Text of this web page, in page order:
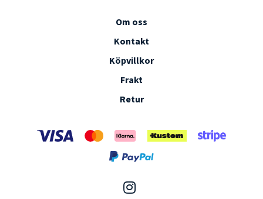
Om oss
Kontakt
Köpvillkor
Frakt
Retur